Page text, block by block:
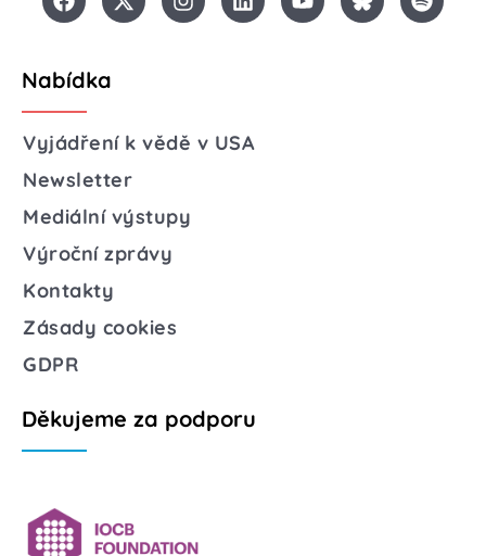
Nabídka
Vyjádření k vědě v USA
Newsletter
Mediální výstupy
Výroční zprávy
Kontakty
Zásady cookies
GDPR
Děkujeme za podporu